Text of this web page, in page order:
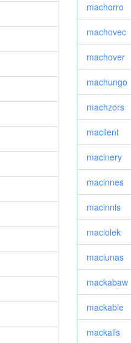
machorro
machovec
machover
machungo
machzors
macilent
macinery
macinnes
macinnis
maciolek
maciunas
mackabaw
mackable
mackalls